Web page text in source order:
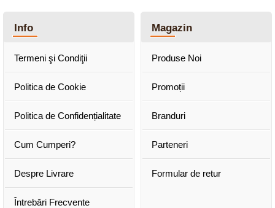
Info
Termeni şi Condiţii
Politica de Cookie
Politica de Confidențialitate
Cum Cumperi?
Despre Livrare
Întrebări Frecvente
Magazin
Produse Noi
Promoții
Branduri
Parteneri
Formular de retur